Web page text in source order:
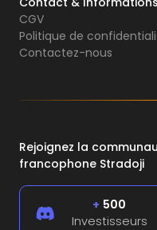
CGV
Politique de
Contactez-nous
Rejoignez la
francophone Stradoji
+ 500
Investisseurs